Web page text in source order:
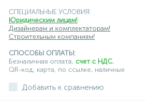
СПЕЦИАЛЬНЫЕ УСЛОВИЯ:
Юридическим лицам!
Дизайнерам и комплектаторам!
Строительным компаниям!
СПОСОБЫ ОПЛАТЫ:
Безналичная оплата, счет с НДС,
QR-код, карта, по ссылке, наличные
Добавить к сравнению